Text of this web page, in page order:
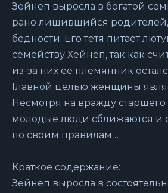
Зейнеп выросла в богатой
рано лишившийся
бедности. Его тетя питает
семейству Хейнеп, так как
из-за них её племянник
Главной целью женщины
Несмотря на вражду
молодые люди сближаются и
по своим правилам…
Краткое содержание:
Зейнеп выросла в